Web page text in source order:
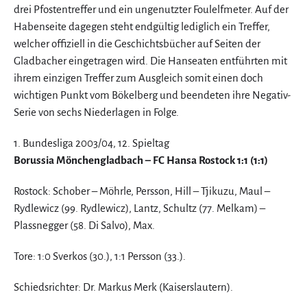
drei Pfostentreffer und ein ungenutzter Foulelfmeter. Auf der
Habenseite dagegen steht endgültig lediglich ein Treffer,
welcher offiziell in die Geschichtsbücher auf Seiten der
Gladbacher eingetragen wird. Die Hanseaten entführten mit
ihrem einzigen Treffer zum Ausgleich somit einen doch
wichtigen Punkt vom Bökelberg und beendeten ihre Negativ-
Serie von sechs Niederlagen in Folge.
1. Bundesliga 2003/04, 12. Spieltag
Borussia Mönchengladbach – FC Hansa Rostock 1:1 (1:1)
Rostock: Schober – Möhrle, Persson, Hill – Tjikuzu, Maul –
Rydlewicz (99. Rydlewicz), Lantz, Schultz (77. Melkam) –
Plassnegger (58. Di Salvo), Max.
Tore: 1:0 Sverkos (30.), 1:1 Persson (33.).
Schiedsrichter: Dr. Markus Merk (Kaiserslautern).